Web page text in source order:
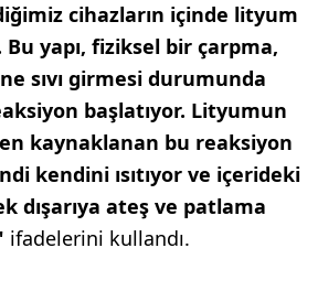
cihazların içinde lityum
yapı, fiziksel bir çarpma,
sıvı girmesi durumunda
başlatıyor. Lityumun
kaynaklanan bu reaksiyon
kendini ısıtıyor ve içerideki
dışarıya ateş ve patlama
ifadelerini kullandı.